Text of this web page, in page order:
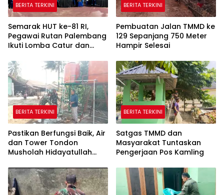
BERITA TERKINI
Semarak HUT ke-81 RI,
Pegawai Rutan Palembang
Ikuti Lomba Catur dan
BERITA TERKINI
Pembuatan Jalan TMMD ke
129 Sepanjang 750 Meter
Hampir Selesai
BERITA TERKINI
Pastikan Berfungsi Baik, Air
dan Tower Tondon
Musholah Hidayatullah
BERITA TERKINI
Satgas TMMD dan
Masyarakat Tuntaskan
Pengerjaan Pos Kamling